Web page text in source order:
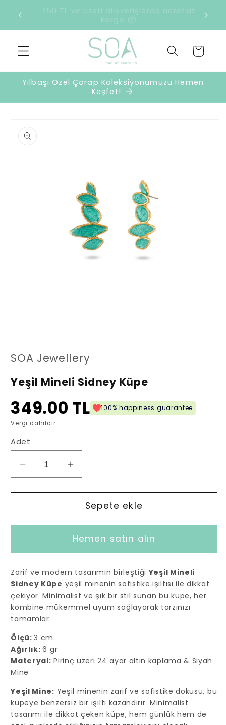
İçeriğe
atla
2500 TL ve üzeri harcamalarda sürpriz
hediye 🎁
Sepet
Yılbaşı Özel Çorap Koleksiyonumuzu Hemen
Keşfet!
bilgisine
atla
oynatın
SOA Jewellery
Yeşil Mineli Sidney Küpe
349.00 TL 100% happiness guarantee
Vergi dahildir.
Adet
Yeşil
Mineli
Sidney
için
Yeşil
Mineli
Sidney
Küpe
için
artırın
Sepete ekle
Hemen satın alın
Zarif ve modern tasarımın birleştiğiYeşil Mineli
Sidney Küpe yeşil minenin sofistike ışıltısı ile dikkat
çekiyor. Minimalist ve şık bir stil sunan bu küpe, her
kombine mükemmel uyum sağlayarak tarzınızı
tamamlar.
Ölçü:3 cm
Ağırlık:6 gr
Materyal: Pirinç üzeri 24 ayar altın kaplama & Siyah
Mine
Yeşil Mine: Yeşil minenin zarif ve sofistike dokusu, bu
küpeye benzersiz bir ışıltı kazandırır. Minimalist
tasarımı ile dikkat çeken küpe, hem günlük hem de